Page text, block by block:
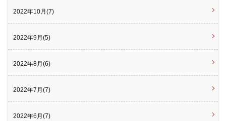
2022年10月(7)
2022年9月(5)
2022年8月(6)
2022年7月(7)
2022年6月(7)